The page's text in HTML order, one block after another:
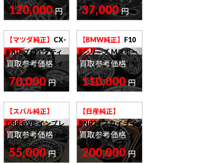
ール
120,000 円
ール
37,000 円
【マツダ純正】 CX-
8 XD プロアクティ
ブ 19in タイヤホイ
ール
買取参考価格
70,000 円
【BMW純正】 F10
5シリーズ Mスポー
ツ 純正 19in タイヤ
ホイール
買取参考価格
110,000 円
【スバル純正】
GRB GVB インプレ
ッサ WRX STI 18in
ホイール
買取参考価格
55,000 円
【日産純正】
BNR34 スカイライ
ン GT-R 18in ホイ
ール
買取参考価格
200,000 円